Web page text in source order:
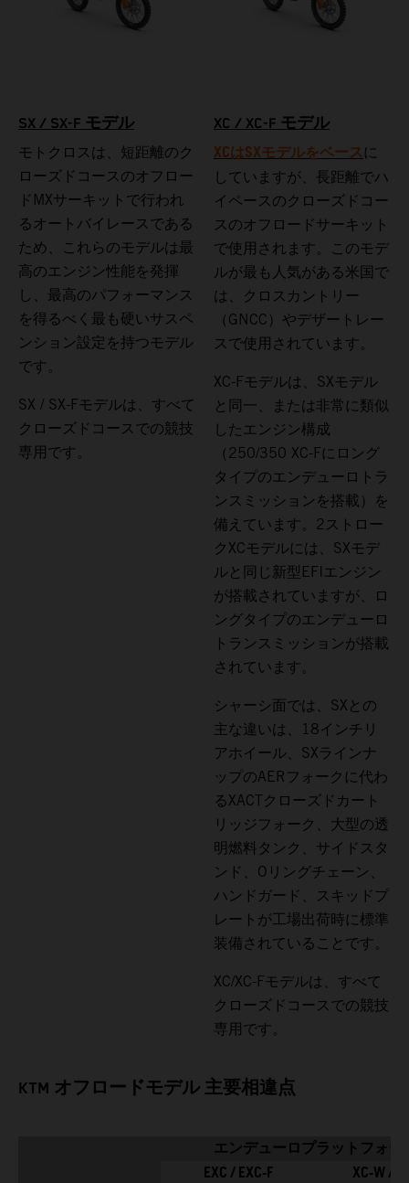
SX / SX-F モデル
モトクロスは、短距離のク
ローズドコースのオフロー
ドMXサーキットで行われ
るオートバイレースである
ため、これらのモデルは最
高のエンジン性能を発揮
し、最高のパフォーマンス
を得るべく最も硬いサスペ
ンション設定を持つモデル
です。
SX / SX-Fモデルは、すべて
クローズドコースでの競技
専用です。
XC / XC-F モデル
XCはSXモデルをベースに
していますが、長距離でハ
イペースのクローズドコー
スのオフロードサーキット
で使用されます。このモデ
ルが最も人気がある米国で
は、クロスカントリー
（GNCC）やデザートレー
スで使用されています。
XC-Fモデルは、SXモデル
と同一、または非常に類似
したエンジン構成
（250/350 XC-Fにロング
タイプのエンデューロトラ
ンスミッションを搭載）を
備えています。2ストロー
クXCモデルには、SXモデ
ルと同じ新型EFIエンジン
が搭載されていますが、ロ
ングタイプのエンデューロ
トランスミッションが搭載
されています。
シャーシ面では、SXとの
主な違いは、18インチリ
アホイール、SXラインナ
ップのAERフォークに代わ
るXACTクローズドカート
リッジフォーク、大型の透
明燃料タンク、サイドスタ
ンド、Oリングチェーン、
ハンドガード、スキッドプ
レートが工場出荷時に標準
装備されていることです。
XC/XC-Fモデルは、すべて
クローズドコースでの競技
専用です。
KTM オフロードモデル 主要相違点
エンデューロプラットフォー
EXC / EXC-F
XC-W /